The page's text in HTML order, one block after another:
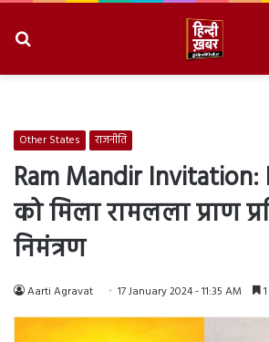
Other States राजनीति
Ram Mandir Invitation:
को मिला रामलला प्राण
निमंत्रण
Aarti Agravat 17 January 2024 - 11:35 AM